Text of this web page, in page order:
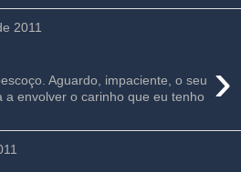
2011
›
Aguardo, impaciente, o seu
a envolver o carinho que eu tenho